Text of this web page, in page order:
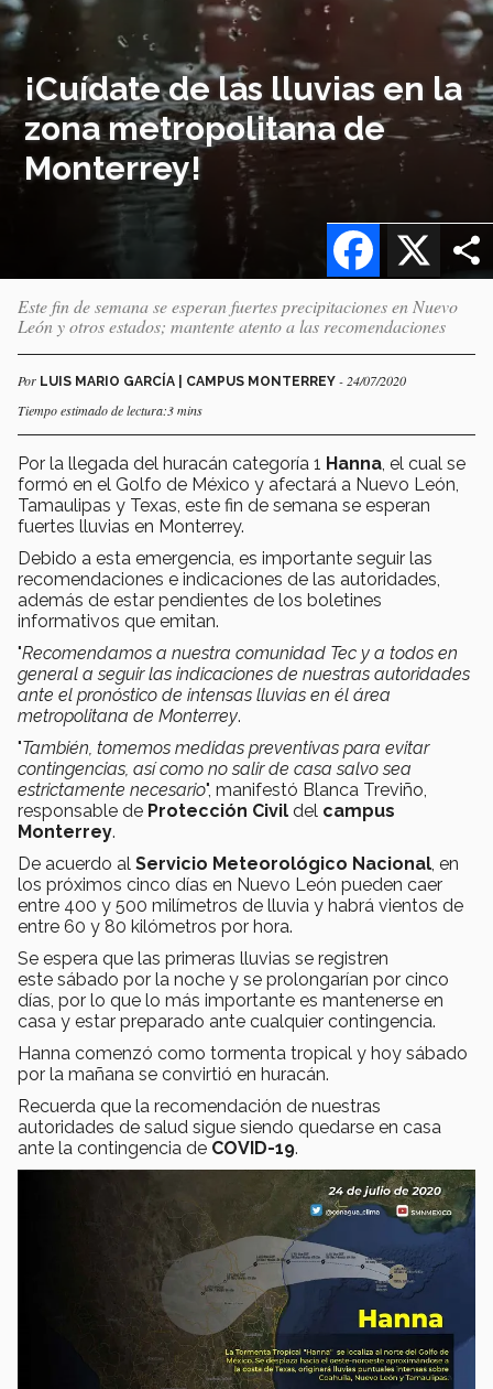
¡Cuídate de las lluvias en la
zona metropolitana de
Monterrey!
X
Facebook
Este fin de semana se esperan fuertes precipitaciones en Nuevo
León y otros estados; mantente atento a las recomendaciones
Por LUIS MARIO GARCÍA | CAMPUS MONTERREY - 24/07/2020
Tiempo estimado de lectura:3 mins
Por la llegada del huracán categoría 1 Hanna , el cual se
formó en el Golfo de México y afectará a Nuevo León,
Tamaulipas y Texas, este fin de semana se esperan
fuertes lluvias en Monterrey.
Debido a esta emergencia, es importante seguir las
recomendaciones e indicaciones de las autoridades,
además de estar pendientes de los boletines
informativos que emitan.
"Recomendamos a nuestra comunidad Tec y a todos en
general a seguir las indicaciones de nuestras autoridades
ante el pronóstico de intensas lluvias en él área
metropolitana de Monterrey.
"También, tomemos medidas preventivas para evitar
contingencias, así como no salir de casa salvo sea
estrictamente necesario", manifestó Blanca Treviño,
responsable de Protección Civil del campus
Monterrey.
De acuerdo al Servicio Meteorológico Nacional , en
los próximos cinco días en Nuevo León pueden caer
entre 400 y 500 milímetros de lluvia y habrá vientos de
entre 60 y 80 kilómetros por hora.
Se espera que las primeras lluvias se registren
este sábado por la noche y se prolongarían por cinco
días, por lo que lo más importante es mantenerse en
casa y estar preparado ante cualquier contingencia.
Hanna comenzó como tormenta tropical y hoy sábado
por la mañana se convirtió en huracán.
Recuerda que la recomendación de nuestras
autoridades de salud sigue siendo quedarse en casa
ante la contingencia de COVID-19.